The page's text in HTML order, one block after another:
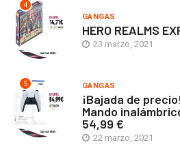
4
GANGAS
HERO REALMS
23 marzo, 2021
5 GANGAS
¡Bajada de
Mando
54,99 €
22 marzo, 2021